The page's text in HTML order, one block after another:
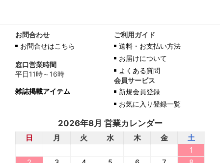
お問合わせ
お問合せはこちら
窓口営業時間
平日11時～16時
雑誌掲載アイテム
ご利用ガイド
送料・お支払い方法
お届けについて
よくある質問
会員サービス
新規会員登録
お気に入り登録一覧
2026年8月 営業カレンダー
日 月 火 水 木 金
土
1